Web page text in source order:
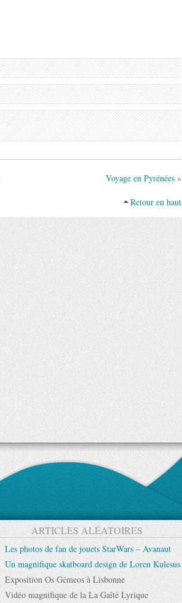
Voyage en Pyrénées »
Retour en haut
ARTICLES ALÉATOIRES
Les photos de fan de jouets StarWars – Avanaut
Un magnifique skatboard design de Loren Kulesus
Exposition Os Gémeos à Lisbonne
Vidéo magnifique de la La Gaîté Lyrique